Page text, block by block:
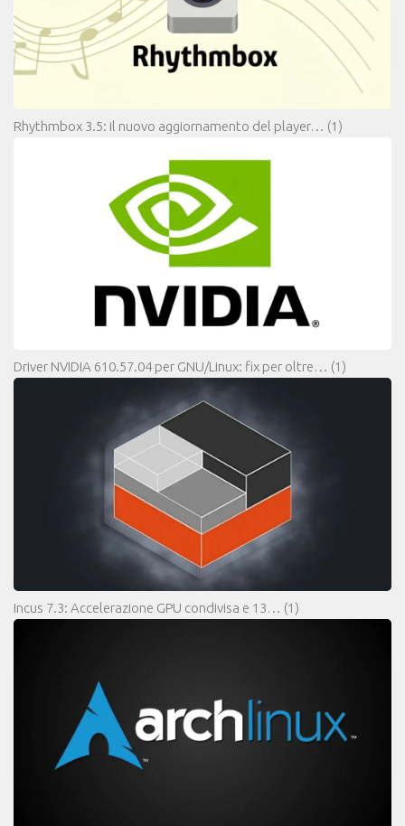
Rhythmbox 3.5: il nuovo aggiornamento del player… (1)
Driver NVIDIA 610.57.04 per GNU/Linux: fix per oltre… (1)
Incus 7.3: Accelerazione GPU condivisa e 13… (1)